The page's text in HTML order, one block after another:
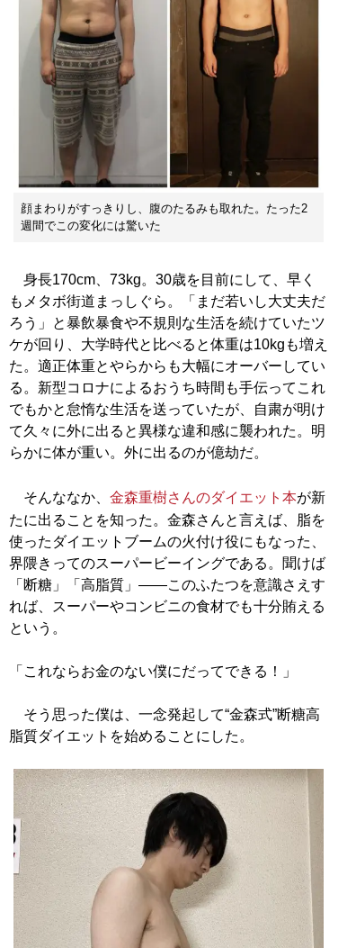
顔まわりがすっきりし、腹のたるみも取れた。たった2
週間でこの変化には驚いた
身長170cm、73kg。30歳を目前にして、早く
もメタボ街道まっしぐら。「まだ若いし大丈夫だ
ろう」と暴飲暴食や不規則な生活を続けていたツ
ケが回り、大学時代と比べると体重は10kgも増え
た。適正体重とやらからも大幅にオーバーしてい
る。新型コロナによるおうち時間も手伝ってこれ
でもかと怠惰な生活を送っていたが、自粛が明け
て久々に外に出ると異様な違和感に襲われた。明
らかに体が重い。外に出るのが億劫だ。
そんななか、 金森重樹さんのダイエット本が新
たに出ることを知った。金森さんと言えば、脂を
使ったダイエットブームの火付け役にもなった、
界隈きってのスーパービーイングである。聞けば
「断糖」「高脂質」――このふたつを意識さえす
れば、スーパーやコンビニの食材でも十分賄える
という。
「これならお金のない僕にだってできる！」
そう思った僕は、一念発起して“金森式”断糖高
脂質ダイエットを始めることにした。